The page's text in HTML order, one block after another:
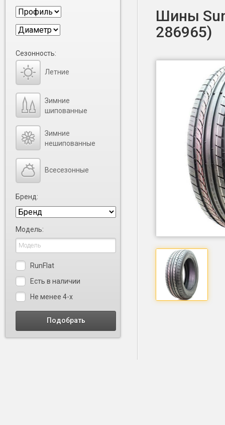
Шины
286965)
Сезонность:
Летние
Зимние
шипованные
Зимние
нешипованные
Всесезонные
Бренд:
Модель:
RunFlat
Есть в наличии
Не менее 4-х